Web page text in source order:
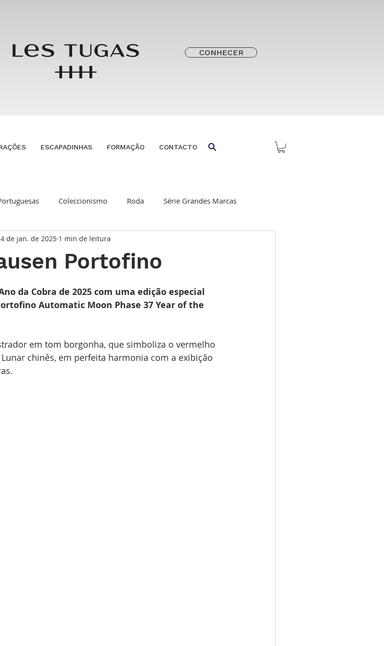
CONHECER
ESCAPADINHAS FORMAÇÃO CONTACTO
Coleccionismo Roda Série Grandes Marcas
Série Solares Série Grandes Complicações
Portofino
de jan. de 2025 1 min de leitura
da Cobra de 2025 com uma edição especial
Automatic Moon Phase 37 Year of the
em tom borgonha, que simboliza o vermelho
chinês, em perfeita harmonia com a exibição